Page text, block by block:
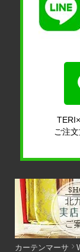
ご注
カーテンマーサ